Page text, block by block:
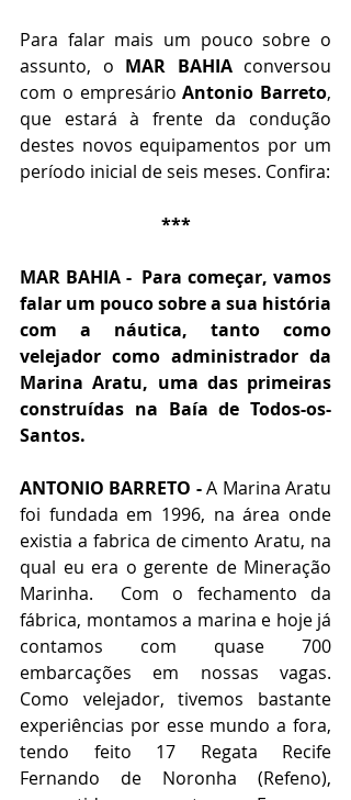
Para falar mais um pouco sobre o
assunto, o MAR BAHIA conversou
com o empresário Antonio Barreto,
que estará à frente da condução
destes novos equipamentos por um
período inicial de seis meses. Confira:
***
MAR BAHIA -  Para começar, vamos
falar um pouco sobre a sua história
com a náutica, tanto como
velejador como administrador da
Marina Aratu, uma das primeiras
construídas na Baía de Todos-os-
Santos.
ANTONIO BARRETO - A Marina Aratu
foi fundada em 1996, na área onde
existia a fabrica de cimento Aratu, na
qual eu era o gerente de Mineração
Marinha.  Com o fechamento da
fábrica, montamos a marina e hoje já
contamos com quase 700
embarcações em nossas vagas.
Como velejador, tivemos bastante
experiências por esse mundo a fora,
tendo feito 17 Regata Recife
Fernando de Noronha (Refeno),